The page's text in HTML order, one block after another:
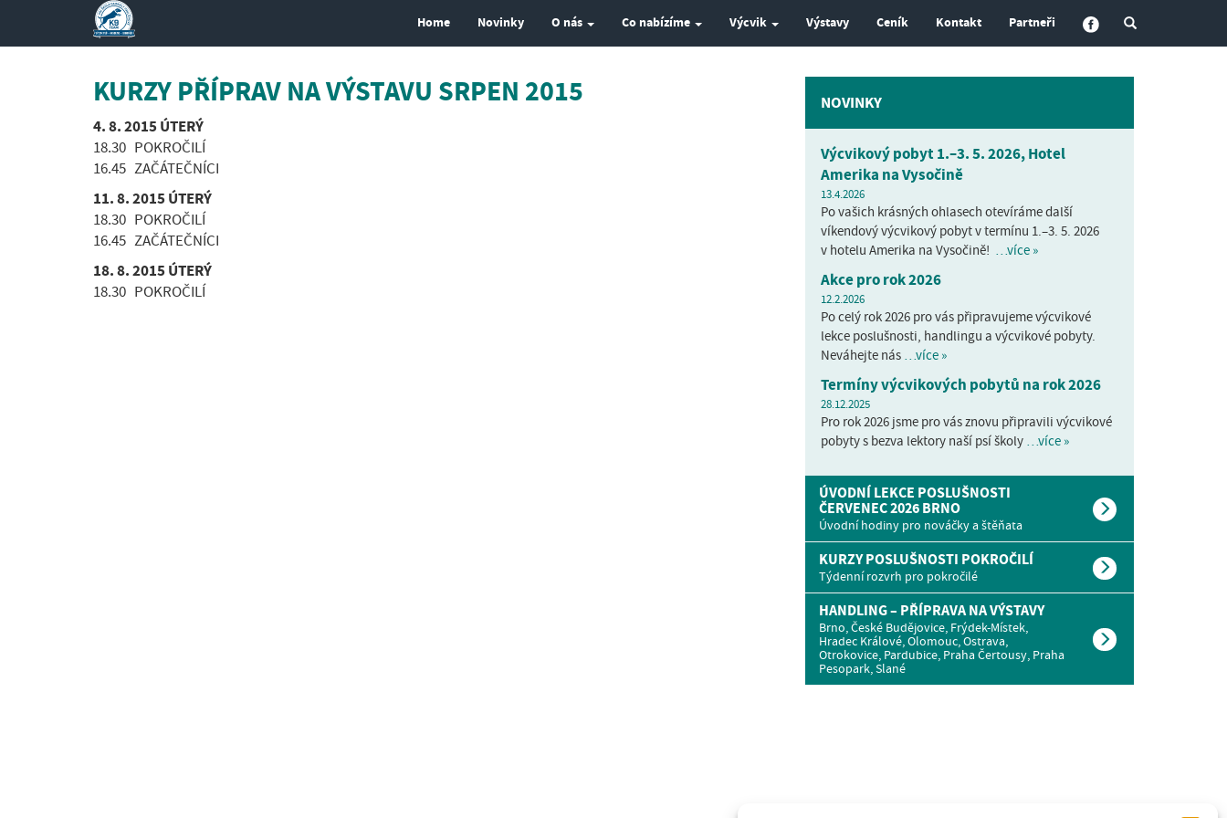
Home Novinky O nás Co nabízíme Výcvik Výstavy Ceník Kontakt Partneři
KURZY PŘÍPRAV NA VÝSTAVU SRPEN 2015
4. 8. 2015 ÚTERÝ
18.30 POKROČILÍ
16.45 ZAČÁTEČNÍCI
11. 8. 2015 ÚTERÝ
18.30 POKROČILÍ
16.45 ZAČÁTEČNÍCI
18. 8. 2015 ÚTERÝ
18.30 POKROČILÍ
NOVINKY
Výcvikový pobyt 1.–3. 5. 2026, Hotel
Amerika na Vysočině
13.4.2026
Po vašich krásných ohlasech otevíráme další
víkendový výcvikový pobyt v termínu 1.–3. 5. 2026
v hotelu Amerika na Vysočině! …více »
Akce pro rok 2026
12.2.2026
Po celý rok 2026 pro vás připravujeme výcvikové
lekce poslušnosti, handlingu a výcvikové pobyty.
Neváhejte nás …více »
Termíny výcvikových pobytů na rok 2026
28.12.2025
Pro rok 2026 jsme pro vás znovu připravili výcvikové
pobyty s bezva lektory naší psí školy …více »
ÚVODNÍ LEKCE POSLUŠNOSTI
ČERVENEC 2026 BRNO
Úvodní hodiny pro nováčky a štěňata
KURZY POSLUŠNOSTI POKROČILÍ
Týdenní rozvrh pro pokročilé
HANDLING – PŘÍPRAVA NA VÝSTAVY
Brno, České Budějovice, Frýdek-Místek,
Hradec Králové, Olomouc, Ostrava,
Otrokovice, Pardubice, Praha Čertousy, Praha
Pesopark, Slané